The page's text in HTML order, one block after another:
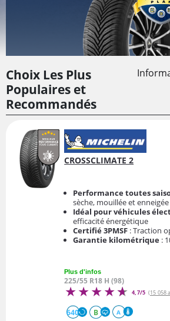
Choix Les Plus
Populaires et
Recommandés
CROSSCLIMATE 2
Performance toutes
sèche, mouillée et enneigée
Idéal pour véhicules
efficacité énergétique
Certifié 3PMSF : Traction
Garantie kilométrique :
Plus d'infos
225/55 R18 H (98)
4,7/5 (15 058
640 B A